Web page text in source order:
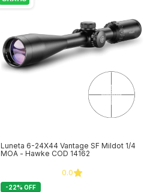
Luneta 6-24X44 Vantage SF Mildot 1/4
MOA - Hawke COD 14162
0.0
-22% OFF